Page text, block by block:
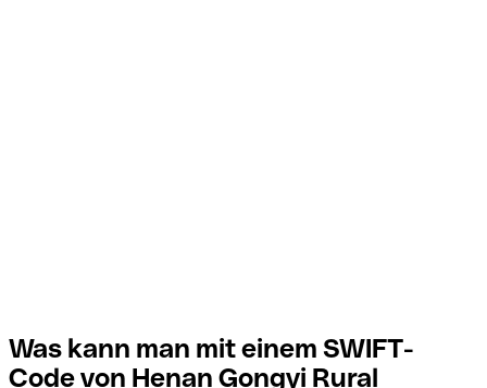
Was kann man mit einem SWIFT-
Code von Henan Gongyi Rural